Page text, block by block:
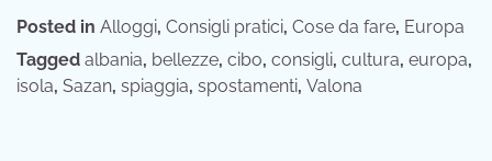
Posted in Alloggi, Consigli pratici, Cose da fare, Europa
Tagged albania, bellezze, cibo, consigli, cultura, europa,
isola, Sazan, spiaggia, spostamenti, Valona